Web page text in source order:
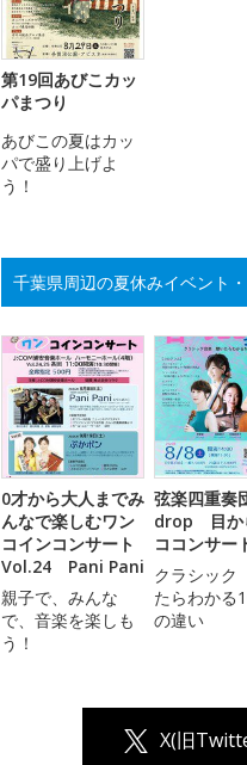
第19回あびこカッ
パまつり
あびこの夏はカッ
パで盛り上げよ
う！
千葉県周辺の夏休みイベント
0才から大人までみ
んなで楽しむワン
コインコンサート
Vol.24 Pani Pani
親子で、みんな
で、音楽を楽しも
う！
弦楽四重奏
drop 目か
ココンサー
クラシッ
たらわかる
の違い
X(旧